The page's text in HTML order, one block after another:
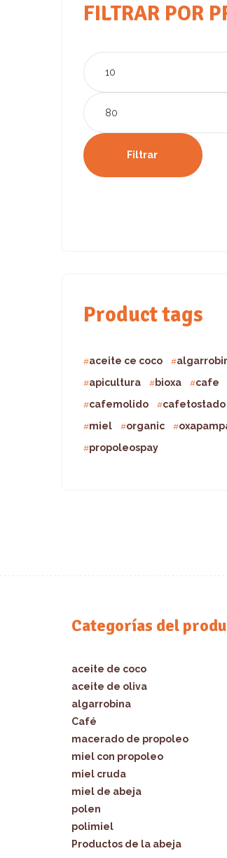
FILTRAR POR
Precio
mínimo
Precio
máximo
Filtrar
Product tags
aceite ce coco
apicultura
bioxa
cafe
cafemolido
cafetostado
miel
organic
propoleospay
Categorías del
aceite de coco
aceite de oliva
algarrobina
Café
macerado de propoleo
miel con propoleo
miel cruda
miel de abeja
polen
polimiel
Productos de la abeja